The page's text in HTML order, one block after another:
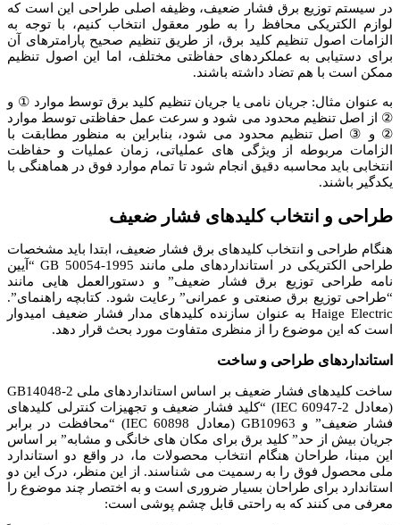
در سیستم توزیع برق فشار ضعیف، وظیفه اصلی طراحی این است که
لوازم الکتریکی محافظ را به طور معقول انتخاب کنیم، با توجه به
الزامات اصول تنظیم کلید برق، از طریق تنظیم صحیح پارامترهای آن
برای دستیابی به عملکردهای حفاظتی مختلف، اما این اصول تنظیم
ممکن است با هم تضاد داشته باشند.
به عنوان مثال: جریان نامی یا جریان تنظیم کلید برق توسط موارد ① و
② از اصل تنظیم محدود می شود و سرعت عمل حفاظتی توسط موارد
② و ③ اصل تنظیم محدود می شود، بنابراین به منظور مطابقت با
الزامات مربوطه از ویژگی های عملیاتی، زمان عملیات و حفاظت
انتخابی باید محاسبه دقیق انجام شود تا تمام موارد فوق در هماهنگی با
یکدگیر باشند.
طراحی و انتخاب کلیدهای فشار ضعیف
هنگام طراحی و انتخاب کلیدهای برق فشار ضعیف، ابتدا باید مشخصات
طراحی الکتریکی در استانداردهای ملی مانند GB 50054-1995 “آیین
نامه طراحی توزیع برق فشار ضعیف” و دستورالعمل هایی مانند
“طراحی توزیع برق صنعتی و عمرانی” رعایت شود. کتابچه راهنمای”.
Haige Electric به عنوان سازنده کلیدهای مدار فشار ضعیف امیدوار
است که این موضوع را از منظری متفاوت مورد بحث قرار دهد.
استانداردهای طراحی و ساخت
ساخت کلیدهای فشار ضعیف بر اساس استانداردهای ملی GB14048-2
(معادل IEC 60947-2) “کلید فشار ضعیف و تجهیزات کنترلی کلیدهای
فشار ضعیف” و GB10963 (معادل IEC 60898) “محافظت در برابر
جریان بیش از حد” کلید برق برای مکان های خانگی و مشابه” بر اساس
این مبنا، طراحان هنگام انتخاب محصولات ما، در واقع دو استاندارد
ملی محصول فوق را به رسمیت می شناسند. از این منظر، درک این دو
استاندارد برای طراحان بسیار ضروری است و به اختصار چند موضوع را
معرفی می کنند که به راحتی قابل چشم پوشی است: